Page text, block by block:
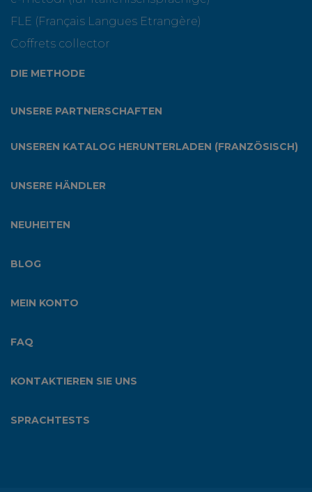
FLE (Français Langues Etrangère)
Coffrets collector
DIE METHODE
UNSERE PARTNERSCHAFTEN
UNSEREN KATALOG HERUNTERLADEN (FRANZÖSISCH)
UNSERE HÄNDLER
NEUHEITEN
BLOG
MEIN KONTO
FAQ
KONTAKTIEREN SIE UNS
SPRACHTESTS